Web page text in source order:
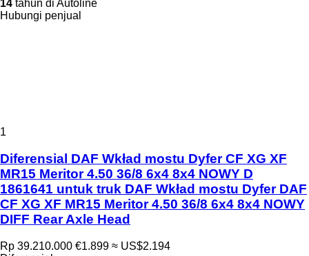
14 tahun di Autoline
Hubungi penjual
1
Diferensial DAF Wkład mostu Dyfer CF XG XF
MR15 Meritor 4.50 36/8 6x4 8x4 NOWY D
1861641 untuk truk DAF Wkład mostu Dyfer DAF
CF XG XF MR15 Meritor 4.50 36/8 6x4 8x4 NOWY
DIFF Rear Axle Head
Rp 39.210.000 €1.899 ≈ US$2.194